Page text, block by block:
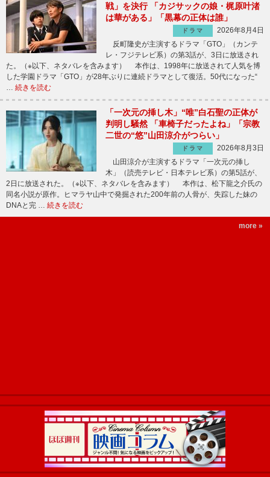
戦」を決行 「カジサックの娘・梶原叶渚
は華がある」「黒幕の正体は誰」
ドラマ
2026年8月4日
反町隆史が主演するドラマ「GTO」（カンテ
レ・フジテレビ系）の第3話が、3日に放送され
た。（※以下、ネタバレを含みます） 本作は、1998年に放送されて人気を博
した学園ドラマ「GTO」が28年ぶりに連続ドラマとして復活。50代になった“
続きを読む
「一次元の挿し木」“唯”白石聖の正体が
判明し騒然 「車椅子だったよね」「宗教
二世の“悠”山田涼介がつらい」
ドラマ
2026年8月3日
山田涼介が主演するドラマ「一次元の挿し
木」（読売テレビ・日本テレビ系）の第5話が、
2日に放送された。（※以下、ネタバレを含みます） 本作は、松下龍之介氏の
同名小説が原作。ヒマラヤ山中で発掘された200年前の人骨が、失踪した妹の
DNAと完 … 続きを読む
more »